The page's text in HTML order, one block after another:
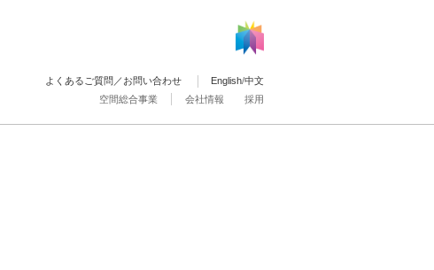
空間総合事業 会社情報 採用
よくあるご質問／お問い合わせ English/中文